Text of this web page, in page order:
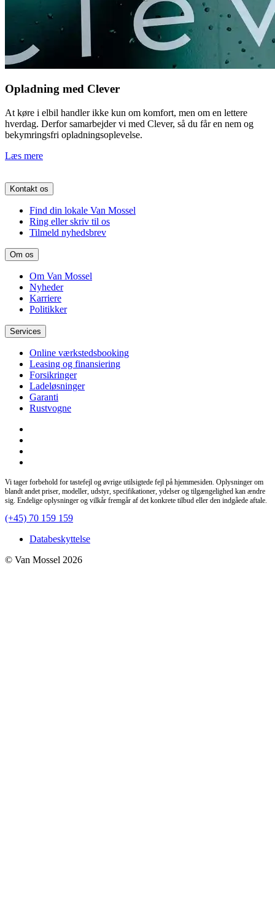
Opladning med Clever
At køre i elbil handler ikke kun om komfort, men om en lettere
hverdag. Derfor samarbejder vi med Clever, så du får en nem og
bekymringsfri opladningsoplevelse.
Læs mere
Kontakt os
Find din lokale Van Mossel
Ring eller skriv til os
Tilmeld nyhedsbrev
Om os
Om Van Mossel
Nyheder
Karriere
Politikker
Services
Online værkstedsbooking
Leasing og finansiering
Forsikringer
Ladeløsninger
Garanti
Rustvogne
Vi tager forbehold for tastefejl og øvrige utilsigtede fejl på hjemmesiden. Oplysninger om
blandt andet priser, modeller, udstyr, specifikationer, ydelser og tilgængelighed kan ændre
sig. Endelige oplysninger og vilkår fremgår af det konkrete tilbud eller den indgåede aftale.
(+45) 70 159 159
Databeskyttelse
© Van Mossel 2026